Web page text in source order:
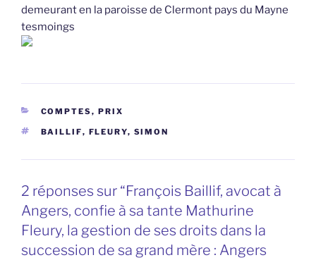
demeurant en la paroisse de Clermont pays du Mayne
tesmoings
CATÉGORIES
COMPTES, PRIX
ÉTIQUETTES
BAILLIF, FLEURY, SIMON
2 réponses sur “François Baillif, avocat à
Angers, confie à sa tante Mathurine
Fleury, la gestion de ses droits dans la
succession de sa grand mère : Angers